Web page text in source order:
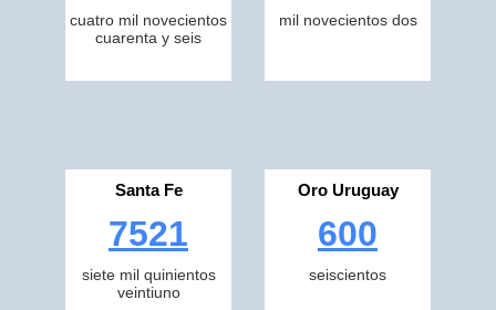
cuatro mil novecientos
cuarenta y seis
mil novecientos dos
Santa Fe
7521
siete mil quinientos
veintiuno
Oro Uruguay
600
seiscientos